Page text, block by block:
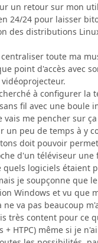
un retour sur mon
24/24 pour laisser
des distributions
toute ma
point d'accès avec
à configurer la
fil avec une boule
me pencher sur
un peu de temps à y
doit pouvoir
d'un téléviseur une
quels logiciels étaient
je soupçonne que
Windows et vu que
ne va pas beaucoup
très content pour ce
+ HTPC) même si je